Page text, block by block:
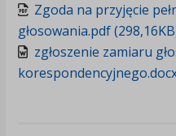
Zgoda na przyjęcie
głosowania.pdf
zgłoszenie zamiaru